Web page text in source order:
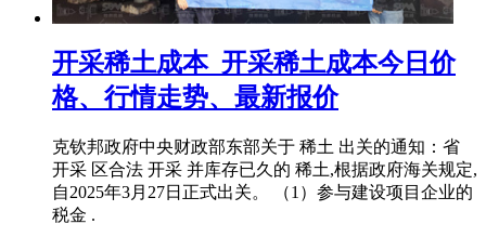
开采稀土成本_开采稀土成本今日价
格、行情走势、最新报价
克钦邦政府中央财政部东部关于 稀土 出关的通知：省
开采 区合法 开采 并库存已久的 稀土,根据政府海关规定,
自2025年3月27日正式出关。 （1）参与建设项目企业的
税金 .